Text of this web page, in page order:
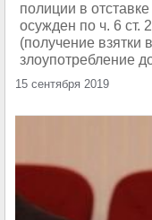
полиции в
осужден по ч. 6 ст.
(получение взятки
злоупотребление
15 сентября 2019